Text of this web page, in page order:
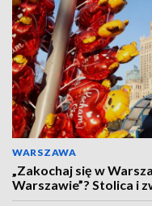
WARSZAWA
„Zakochaj się w
Warszawie”? Stolica i